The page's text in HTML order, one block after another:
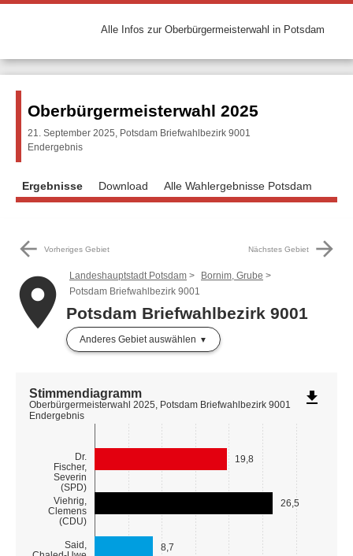
Alle Infos zur Oberbürgermeisterwahl in Potsdam
Oberbürgermeisterwahl 2025
21. September 2025, Potsdam Briefwahlbezirk 9001
Endergebnis
Ergebnisse Download Alle Wahlergebnisse Potsdam
arrow_back Vorheriges Gebiet Nächstes Gebiet arrow_forward
placeLandeshauptstadt Potsdam
Bornim, Grube
Potsdam Briefwahlbezirk 9001
Potsdam Briefwahlbezirk 9001
Anderes Gebiet auswählen
Dr.
Fischer,
Severin
(SPD)
Viehrig,
Clemens
(CDU)
Said,
19,8
26,5
8,7
Stimmendiagramm
Oberbürgermeisterwahl 2025, Potsdam Briefwahlbezirk 9001
Endergebnis
file_download